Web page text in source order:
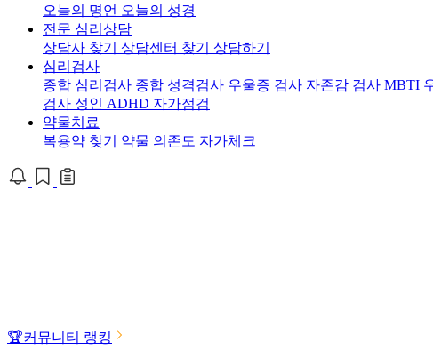
오늘의 명언 오늘의 성경
전문 심리상담
상담사 찾기 상담센터 찾기 상담하기
심리검사
종합 심리검사 종합 성격검사 우울증 검사 자존감 검사 MBTI
검사 성인 ADHD 자가점검
약물치료
복용약 찾기 약물 의존도 자가체크
🏆커뮤니티 랭킹